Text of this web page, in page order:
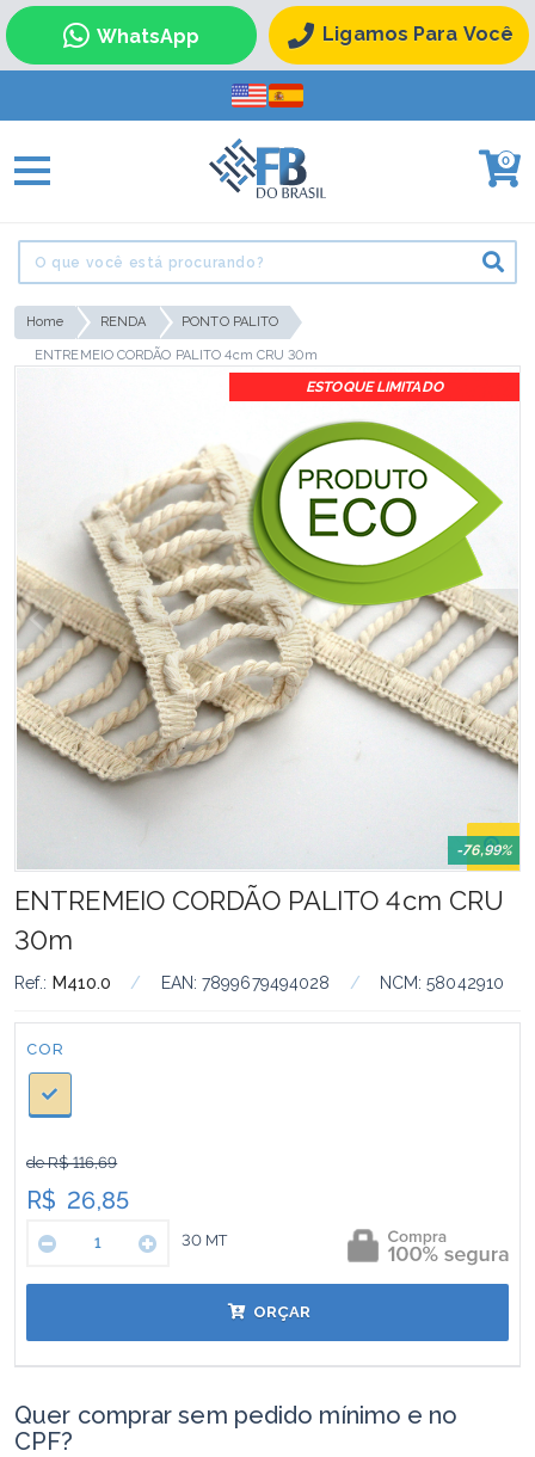
WhatsApp Ligamos Para Você
0
Home RENDA PONTO PALITO
ENTREMEIO CORDÃO PALITO 4cm CRU 30m
ESTOQUE LIMITADO
-76,99%
ENTREMEIO CORDÃO PALITO 4cm CRU
30m
Ref.: M410.0 / EAN: 7899679494028 / NCM: 58042910
Cor:
COR
de R$ 116,69
R$ 26,85
30 MT
ORÇAR
Quer comprar sem pedido mínimo e no
CPF?